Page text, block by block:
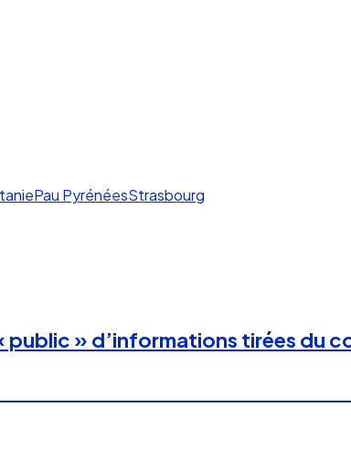
public » d’informations tirées du